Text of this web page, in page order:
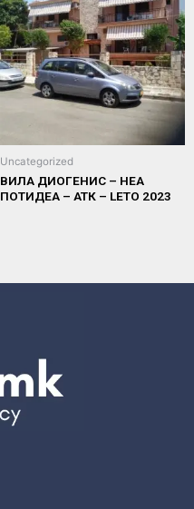
Uncategorized
ВИЛА ДИОГЕНИС – НЕА
ПОТИДЕА – АТК – LETO 2023